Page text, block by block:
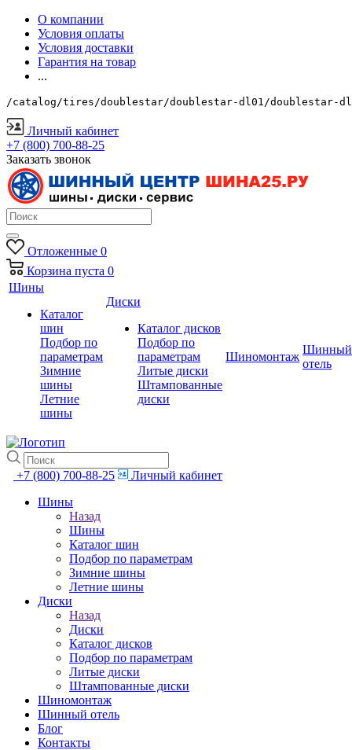
О компании
Условия оплаты
Условия доставки
Гарантия на товар
...
/catalog/tires/doublestar/doublestar-dl01/doublestar-
Личный кабинет
+7 (800) 700-88-25
Заказать звонок
Отложенные 0
Корзина пуста 0
Шины
Каталог
шин
Подбор по
параметрам
Зимние
шины
Летние
шины
Диски
Каталог дисков
Подбор по
параметрам
Литые диски
Штампованные
диски
Шиномонтаж
Шинный
отель
+7 (800) 700-88-25
Личный кабинет
Шины
Назад
Шины
Каталог шин
Подбор по параметрам
Зимние шины
Летние шины
Диски
Назад
Диски
Каталог дисков
Подбор по параметрам
Литые диски
Штампованные диски
Шиномонтаж
Шинный отель
Блог
Контакты